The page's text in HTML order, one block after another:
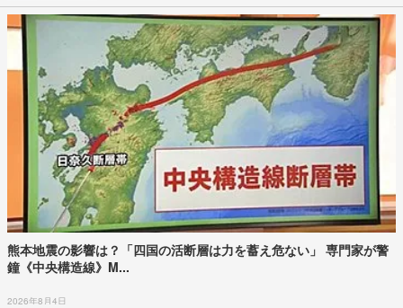
熊本地震の影響は？「四国の活断層は力を蓄え危ない」 専門家が警
鐘《中央構造線》M...
2026年8月4日